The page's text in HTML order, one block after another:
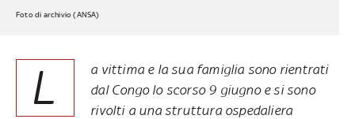
Foto di archivio (ANSA)
L
a vittima e la sua famiglia sono rientrati
dal Congo lo scorso 9 giugno e si sono
rivolti a una struttura ospedaliera